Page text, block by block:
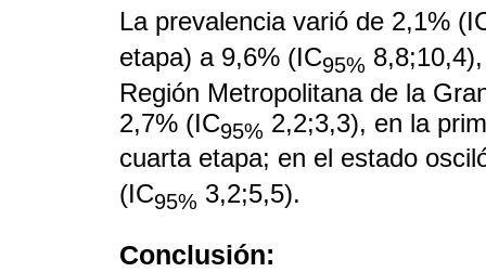
La prevalencia varió de 2,1%
etapa) a 9,6% (IC95%
Región Metropolitana de la
2,7% (IC95% 2,2;3,3), en la
cuarta etapa; en el estado
(IC95% 3,2;5,5).
Conclusión: